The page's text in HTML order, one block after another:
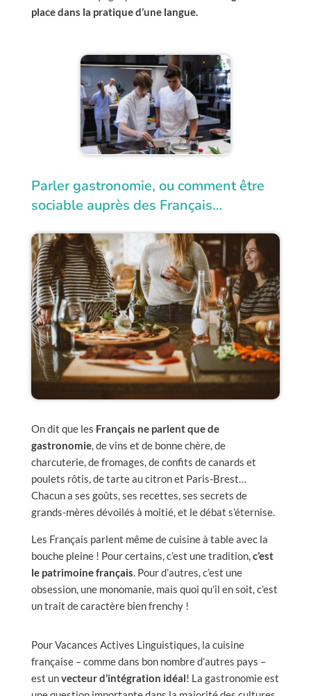
place dans la pratique d’une langue.
Parler gastronomie, ou comment être
sociable auprès des Français…
On dit que les Français ne parlent que de
gastronomie, de vins et de bonne chère, de
charcuterie, de fromages, de confits de canards et
poulets rôtis, de tarte au citron et Paris-Brest…
Chacun a ses goûts, ses recettes, ses secrets de
grands-mères dévoilés à moitié, et le débat s’éternise.
Les Français parlent même de cuisine à table avec la
bouche pleine ! Pour certains, c’est une tradition,c’est
le patrimoine français. Pour d’autres, c’est une
obsession, une monomanie, mais quoi qu’il en soit, c’est
un trait de caractère bien frenchy !
Pour Vacances Actives Linguistiques, la cuisine
française – comme dans bon nombre d’autres pays –
est unvecteur d’intégration idéal! La gastronomie est